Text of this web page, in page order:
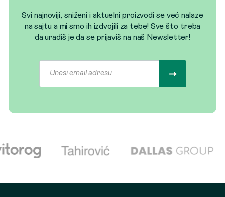
Svi najnoviji, sniženi i aktuelni proizvodi se već nalaze
na sajtu a mi smo ih izdvojili za tebe! Sve što treba
da uradiš je da se prijaviš na naš Newsletter!